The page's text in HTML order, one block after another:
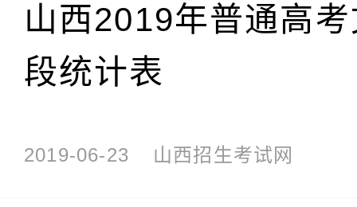
山西2019年普通高
段统计表
2019-06-23 山西招生考试网